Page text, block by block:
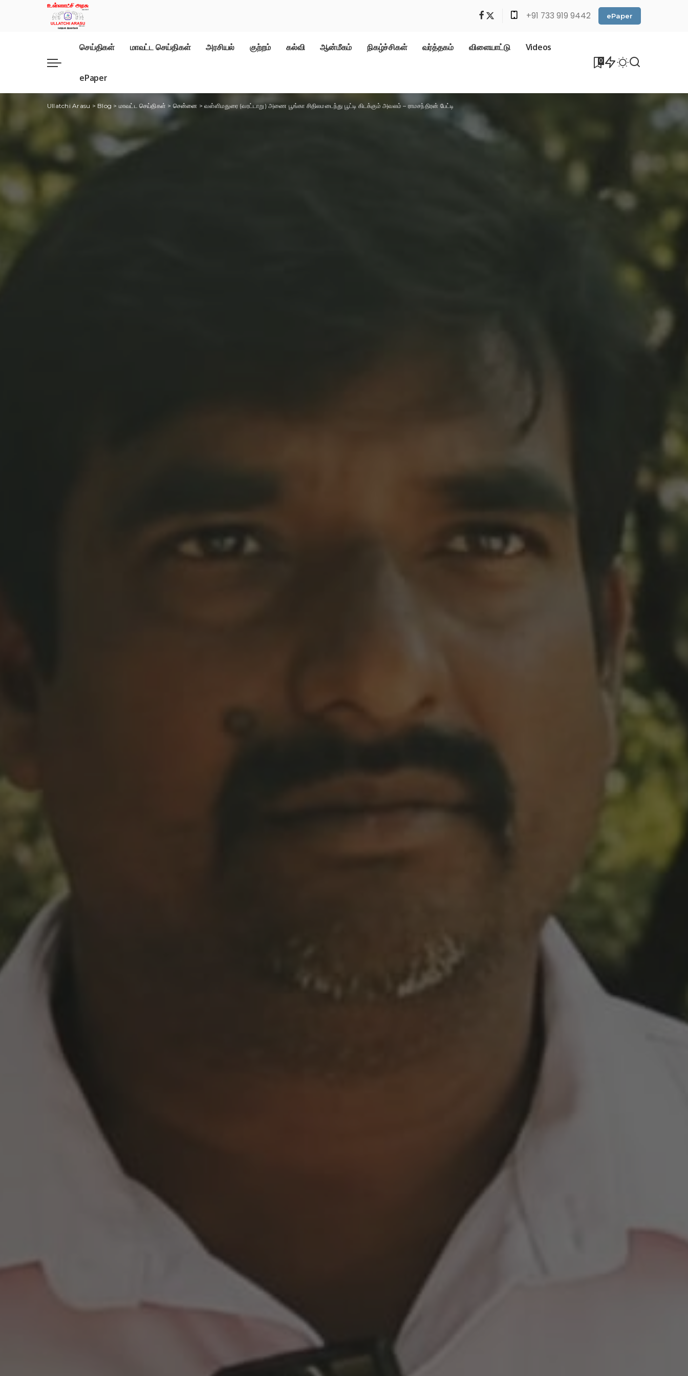
+91 733 919 9442 ePaper
செய்திகள் மாவட்ட செய்திகள் அரசியல் குற்றம் கல்வி ஆன்மீகம் நிகழ்ச்சிகள் வர்த்தகம் விளையாட்டு Videos
ePaper
0
Ullatchi Arasu > Blog > மாவட்ட செய்திகள் > சென்னை >வள்ளிமதுரை (வரட்டாறு) அணை பூங்கா சிதிலமடைந்து பூட்டி கிடக்கும் அவலம் – ராமசந்திரன் பேட்டி